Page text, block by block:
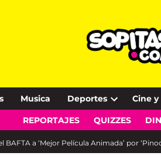
Musica Deportes
Open
dropdown
Cine y
REPORTAJES QUIZZES
a ‘Mejor Película Animada’ por